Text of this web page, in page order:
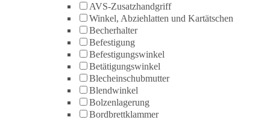
AVS-Zusatzhandgriff
Winkel, Abziehlatten und Kartätschen
Becherhalter
Befestigung
Befestigungswinkel
Betätigungswinkel
Blecheinschubmutter
Blendwinkel
Bolzenlagerung
Bordbrettklammer